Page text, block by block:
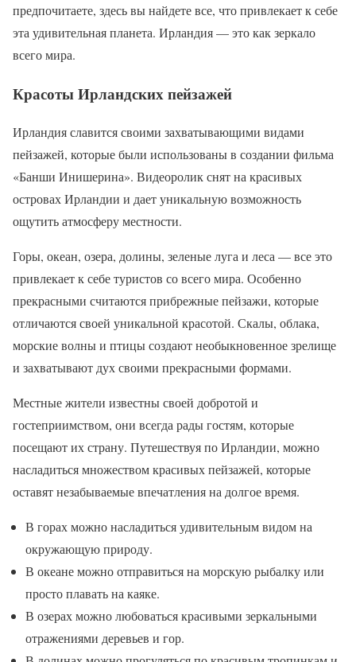
предпочитаете, здесь вы найдете все, что привлекает к себе
эта удивительная планета. Ирландия — это как зеркало
всего мира.
Красоты Ирландских пейзажей
Ирландия славится своими захватывающими видами
пейзажей, которые были использованы в создании фильма
«Банши Инишерина». Видеоролик снят на красивых
островах Ирландии и дает уникальную возможность
ощутить атмосферу местности.
Горы, океан, озера, долины, зеленые луга и леса — все это
привлекает к себе туристов со всего мира. Особенно
прекрасными считаются прибрежные пейзажи, которые
отличаются своей уникальной красотой. Скалы, облака,
морские волны и птицы создают необыкновенное зрелище
и захватывают дух своими прекрасными формами.
Местные жители известны своей добротой и
гостеприимством, они всегда рады гостям, которые
посещают их страну. Путешествуя по Ирландии, можно
насладиться множеством красивых пейзажей, которые
оставят незабываемые впечатления на долгое время.
В горах можно насладиться удивительным видом на
окружающую природу.
В океане можно отправиться на морскую рыбалку или
просто плавать на каяке.
В озерах можно любоваться красивыми зеркальными
отражениями деревьев и гор.